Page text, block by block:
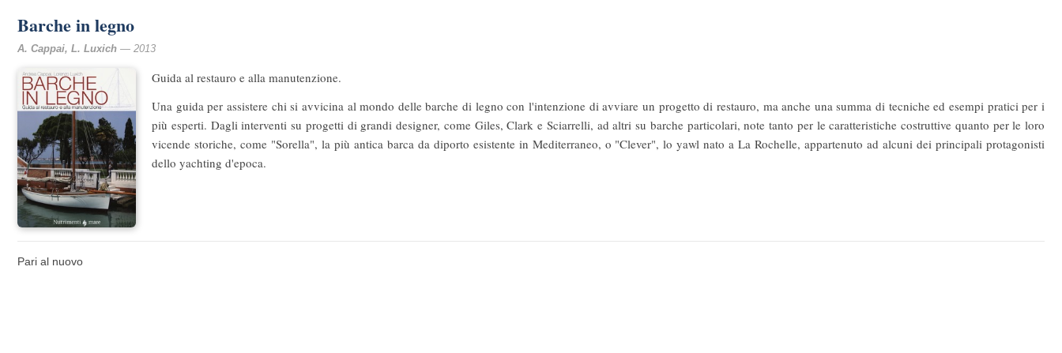
Barche in legno
A. Cappai, L. Luxich — 2013
Guida al restauro e alla manutenzione.
Una guida per assistere chi si avvicina al mondo delle barche di legno con l'intenzione di avviare un progetto di restauro, ma anche una summa di tecniche ed esempi pratici per i
più esperti. Dagli interventi su progetti di grandi designer, come Giles, Clark e Sciarrelli, ad altri su barche particolari, note tanto per le caratteristiche costruttive quanto per le loro
vicende storiche, come "Sorella", la più antica barca da diporto esistente in Mediterraneo, o "Clever", lo yawl nato a La Rochelle, appartenuto ad alcuni dei principali protagonisti
dello yachting d'epoca.
Pari al nuovo